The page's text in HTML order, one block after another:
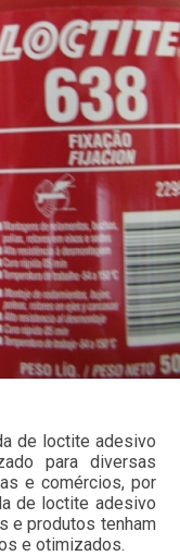
de loctite adesivo
para diversas
e comércios, por
de loctite adesivo
e produtos tenham
e otimizados.